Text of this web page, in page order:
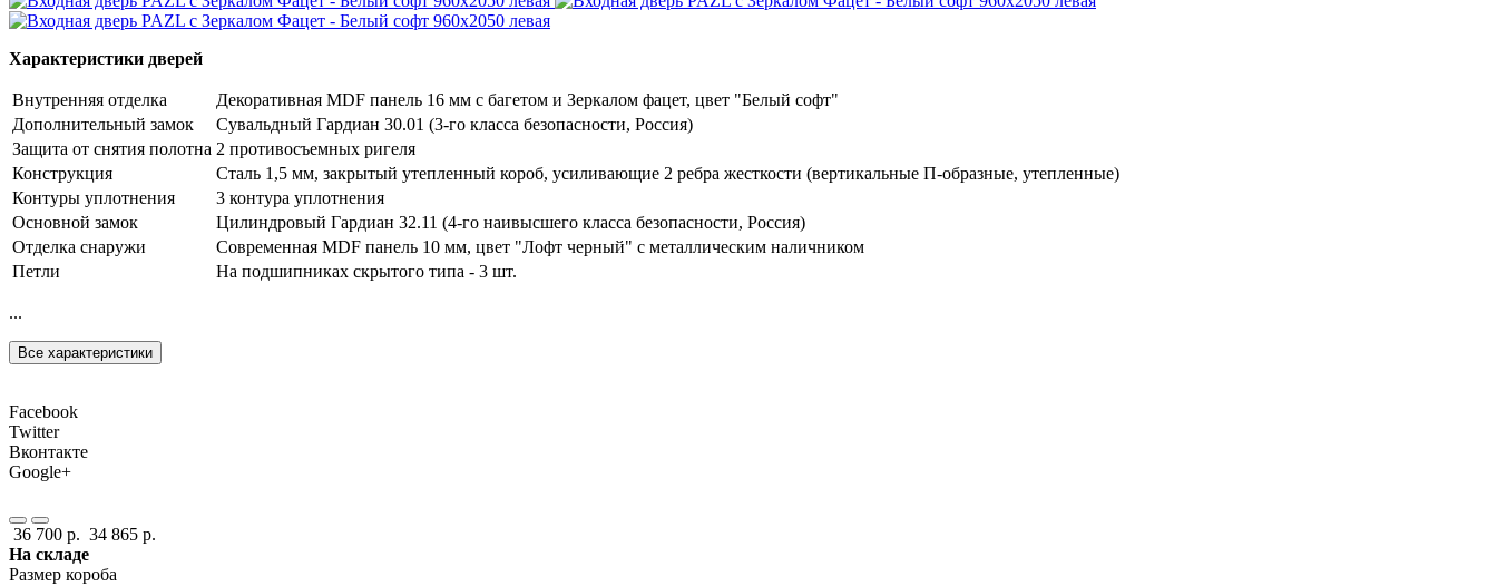
Характеристики дверей
Внутренняя отделка
Декоративная MDF панель 16 мм с багетом и Зеркалом фацет, цвет "Белый софт"
Дополнительный замок
Сувальдный Гардиан 30.01 (3-го класса безопасности, Россия)
Защита от снятия полотна 2 противосъемных ригеля
Конструкция
Сталь 1,5 мм, закрытый утепленный короб, усиливающие 2 ребра жесткости (вертикальные П-образные, утепленные)
Контуры уплотнения
3 контура уплотнения
Основной замок
Цилиндровый Гардиан 32.11 (4-го наивысшего класса безопасности, Россия)
Отделка снаружи
Современная MDF панель 10 мм, цвет "Лофт черный" с металлическим наличником
Петли
На подшипниках скрытого типа - 3 шт.
...
Все характеристики
Facebook
Twitter
Вконтакте
Google+
36 700 р. 34 865 р.
На складе
Размер короба